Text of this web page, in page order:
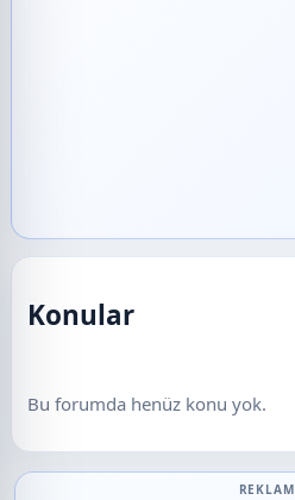
Konular
Bu forumda henüz konu yok.
REKLAM